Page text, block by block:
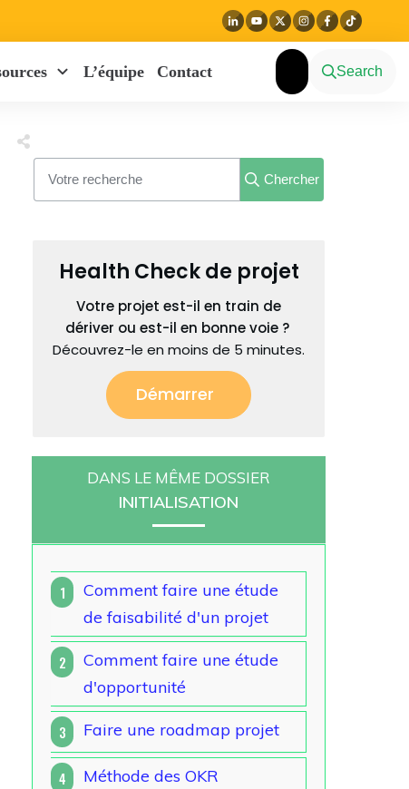
L’équipe Contact Search
Chercher
Health Check de projet
Votre projet est-il en train de
dériver ou est-il en bonne voie ?
Découvrez-le en moins de 5 minutes.
Démarrer
DANS LE MÊME DOSSIER
INITIALISATION
1
Comment faire une étude
de faisabilité d'un projet
2
Comment faire une étude
d'opportunité
3 Faire une roadmap projet
4 Méthode des OKR